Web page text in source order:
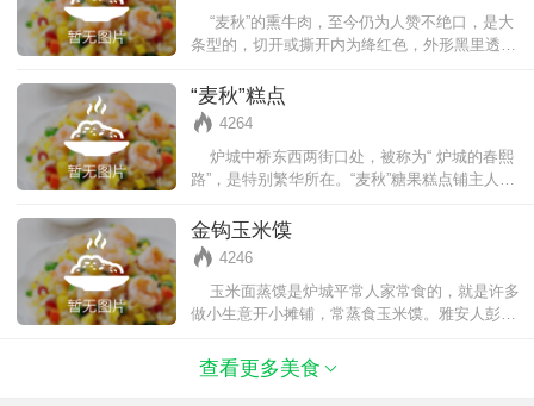
“麦秋”的熏牛肉，至今仍为人赞不绝口，是大
条型的，切开或撕开内为绛红色，外形黑里透
“麦秋”糕点
4264
炉城中桥东西两街口处，被称为“ 炉城的春熙
路”，是特别繁华所在。“麦秋”糖果糕点铺主人姓
金钩玉米馍
4246
玉米面蒸馍是炉城平常人家常食的，就是许多
做小生意开小摊铺，常蒸食玉米馍。雅安人彭大
查看更多美食